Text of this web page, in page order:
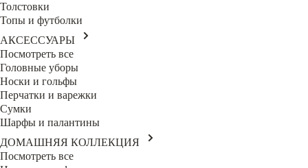
Толстовки
Топы и футболки
АКСЕССУАРЫ
Посмотреть все
Головные уборы
Носки и гольфы
Перчатки и варежки
Сумки
Шарфы и палантины
ДОМАШНЯЯ КОЛЛЕКЦИЯ
Посмотреть все